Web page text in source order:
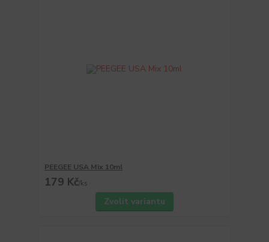
PEEGEE USA Mix 10ml
179 Kč/ks
Zvolit variantu